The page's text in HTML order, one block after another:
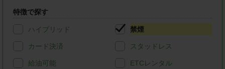
特徴で探す
ハイブリッド 禁煙
カード決済 スタッドレス
給油可能 ETCレンタル